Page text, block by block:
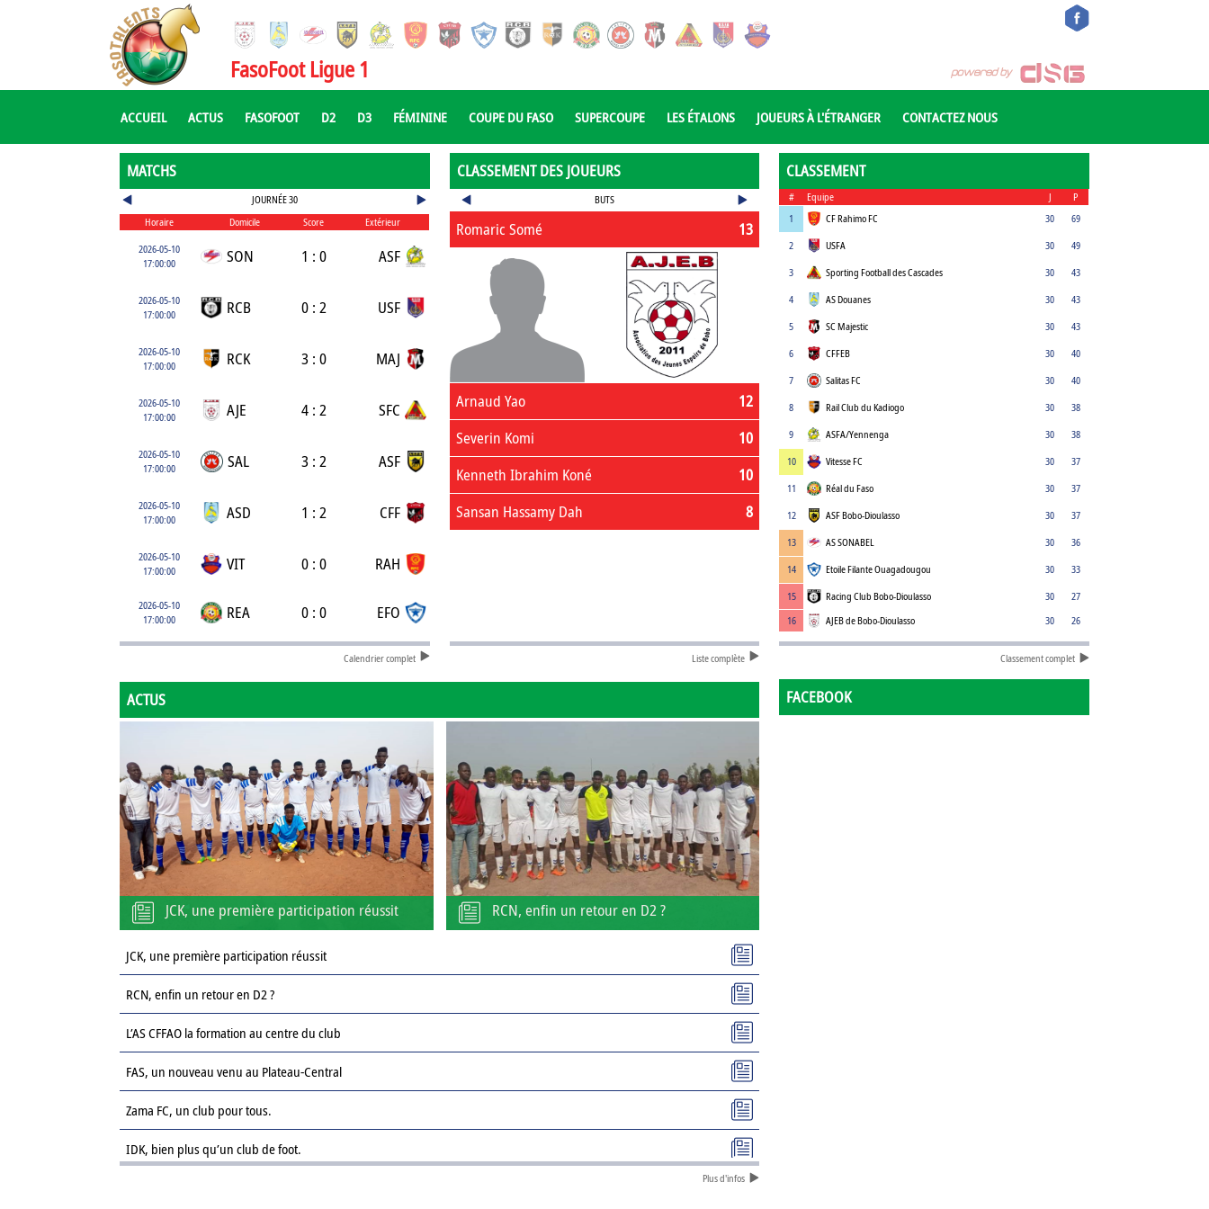
FasoFoot Ligue 1
ACCUEIL ACTUS FASOFOOT D2 D3 FÉMININE COUPE DU FASO SUPERCOUPE LES ÉTALONS JOUEURS À L'ÉTRANGER CONTACTEZ NOUS
MATCHS
JOURNÉE 30
Horaire
Domicile Score
Extérieur
2026-05-10
17:00:00
SON 1 : 0 ASF
2026-05-10
17:00:00
RCB 0 : 2 USF
2026-05-10
17:00:00
RCK 3 : 0 MAJ
2026-05-10
17:00:00
AJE 4 : 2 SFC
2026-05-10
17:00:00
SAL 3 : 2 ASF
2026-05-10
17:00:00
ASD 1 : 2 CFF
2026-05-10
17:00:00
VIT 0 : 0 RAH
2026-05-10
17:00:00
REA 0 : 0 EFO
Calendrier complet
CLASSEMENT DES JOUEURS
BUTS
13
Romaric Somé
12
Arnaud Yao
10
Severin Komi
10
Kenneth Ibrahim Koné
8
Sansan Hassamy Dah
Liste complète
CLASSEMENT
# Equipe J
P
1
CF Rahimo FC 30
69
2
USFA 30
49
3
Sporting Football des Cascades 30
43
4
AS Douanes 30
43
5
SC Majestic 30
43
6
CFFEB 30
40
7
Salitas FC 30
40
8
Rail Club du Kadiogo 30
38
9
ASFA/Yennenga 30
38
10
Vitesse FC 30
37
11
Réal du Faso 30
37
12
ASF Bobo-Dioulasso 30
37
13
AS SONABEL 30
36
14
Etoile Filante Ouagadougou 30
33
15
Racing Club Bobo-Dioulasso 30
27
16
AJEB de Bobo-Dioulasso 30 26
Classement complet
ACTUS
JCK, une première participation réussit RCN, enfin un retour en D2 ?
JCK, une première participation réussit
RCN, enfin un retour en D2 ?
L’AS CFFAO la formation au centre du club
FAS, un nouveau venu au Plateau-Central
Zama FC, un club pour tous.
IDK, bien plus qu’un club de foot.
Plus d'infos
FACEBOOK